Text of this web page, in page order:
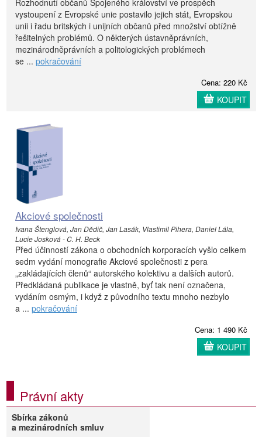
vystoupení z Evropské unie postavilo jejich stát, Evropskou
unii i řadu britských i unijních občanů před množství obtížně
řešitelných problémů. O některých ústavněprávních,
mezinárodněprávních a politologických problémech
se ... pokračování
Cena: 220 Kč
KOUPIT
Akciové společnosti
Ivana Štenglová, Jan Dědič, Jan Lasák, Vlastimil Pihera, Daniel Lála,
Lucie Josková - C. H. Beck
Před účinností zákona o obchodních korporacích vyšlo celkem
sedm vydání monografie Akciové společnosti z pera
„zakládajících členů“ autorského kolektivu a dalších autorů.
Předkládaná publikace je vlastně, byť tak není označena,
vydáním osmým, i když z původního textu mnoho nezbylo
a ... pokračování
Cena: 1 490 Kč
KOUPIT
Právní akty
Sbírka zákonů
a mezinárodních smluv